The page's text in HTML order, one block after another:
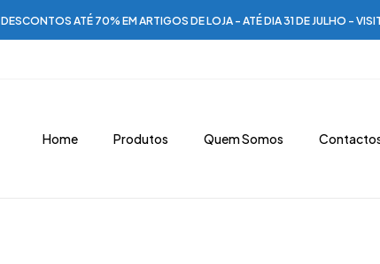
DESCONTOS ATÉ 70% EM ARTIGOS DE LOJA - ATÉ DIA 31 DE JULHO -
Home Produtos Quem Somos